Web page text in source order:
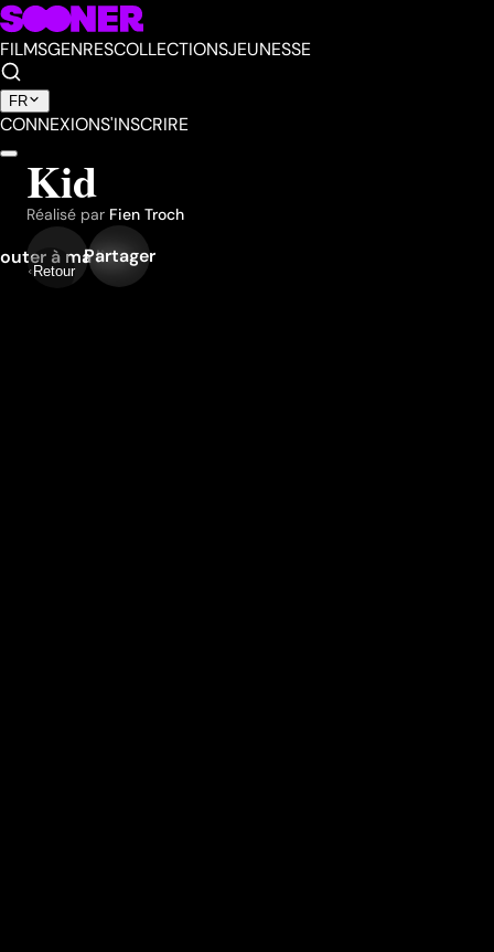
FILMSGENRESCOLLECTIONSJEUNESSE
FR
CONNEXIONS'INSCRIRE
Retour
Kid
Réalisé par Fien Troch
à ma liste
Partager